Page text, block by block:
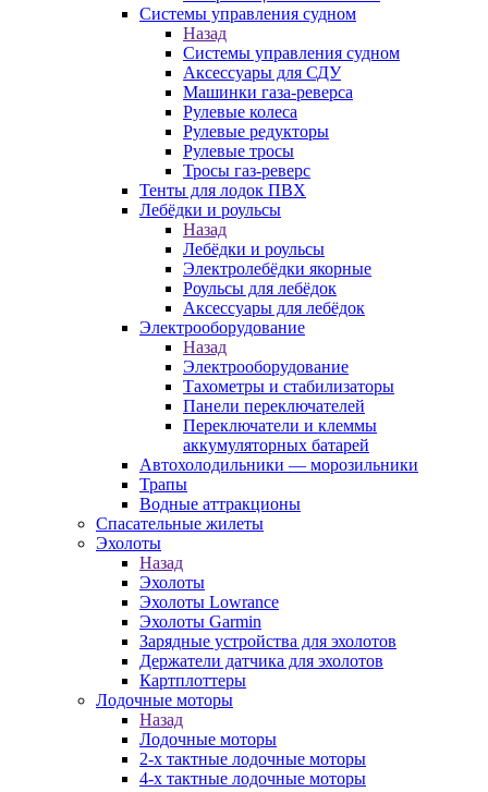
Системы управления судном
Назад
Системы управления судном
Аксессуары для СДУ
Машинки газа-реверса
Рулевые колеса
Рулевые редукторы
Рулевые тросы
Тросы газ-реверс
Тенты для лодок ПВХ
Лебёдки и роульсы
Назад
Лебёдки и роульсы
Электролебёдки якорные
Роульсы для лебёдок
Аксессуары для лебёдок
Электрооборудование
Назад
Электрооборудование
Тахометры и стабилизаторы
Панели переключателей
Переключатели и клеммы
аккумуляторных батарей
Автохолодильники — морозильники
Трапы
Водные аттракционы
Спасательные жилеты
Эхолоты
Назад
Эхолоты
Эхолоты Lowrance
Эхолоты Garmin
Зарядные устройства для эхолотов
Держатели датчика для эхолотов
Картплоттеры
Лодочные моторы
Назад
Лодочные моторы
2-х тактные лодочные моторы
4-х тактные лодочные моторы